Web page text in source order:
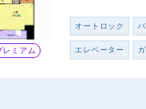
レミアム
オートロック
エレベーター